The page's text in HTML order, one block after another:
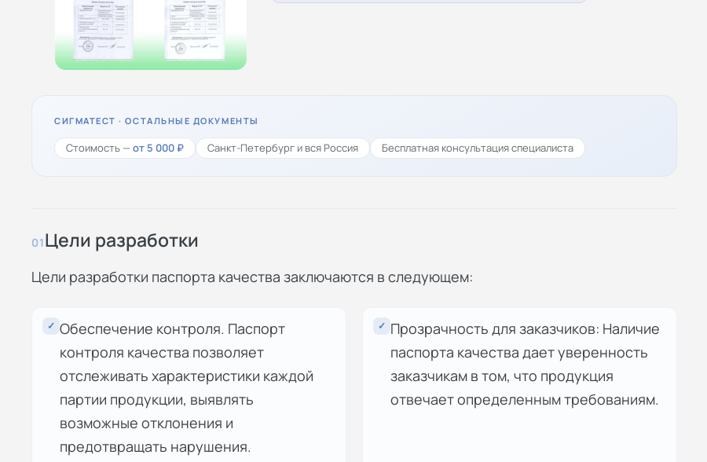
СИГМАТЕСТ · ОСТАЛЬНЫЕ ДОКУМЕНТЫ
Стоимость —от 5 000 ₽ Санкт-Петербург и вся Россия Бесплатная консультация специалиста
01Цели разработки
Цели разработки паспорта качества заключаются в следующем:
✓ Обеспечение контроля. Паспорт
контроля качества позволяет
отслеживать характеристики каждой
партии продукции, выявлять
возможные отклонения и
предотвращать нарушения.
✓ Прозрачность для заказчиков: Наличие
паспорта качества дает уверенность
заказчикам в том, что продукция
отвечает определенным требованиям.